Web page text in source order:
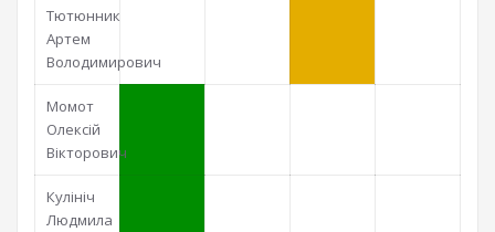
Тютюнник
Артем
Володимирович
Момот
Олексій
Вікторович
Кулініч
Людмила